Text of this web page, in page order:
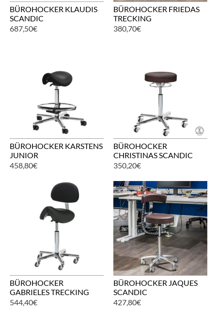
BÜROHOCKER KLAUDIS
SCANDIC
687,50€
BÜROHOCKER FRIEDAS
TRECKING
380,70€
BÜROHOCKER KARSTENS
JUNIOR
458,80€
BÜROHOCKER
CHRISTINAS SCANDIC
350,20€
BÜROHOCKER
GABRIELES TRECKING
544,40€
BÜROHOCKER JAQUES
SCANDIC
427,80€